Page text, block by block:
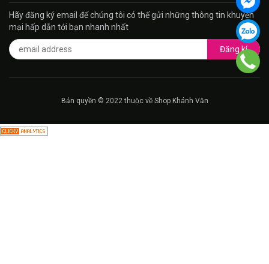
Hãy đăng ký email để chúng tôi có thế gửi những thông tin khuyến
mại hấp dẫn tới bạn nhanh nhất
Đăng kí
Bản quyền © 2022 thuộc về Shop Khánh Văn